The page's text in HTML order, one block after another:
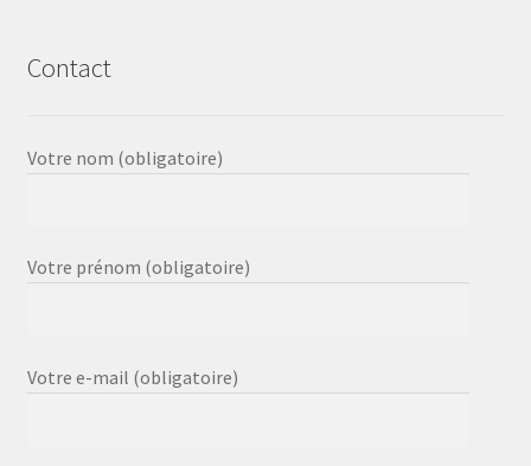
Contact
Votre nom (obligatoire)
Votre prénom (obligatoire)
Votre e-mail (obligatoire)